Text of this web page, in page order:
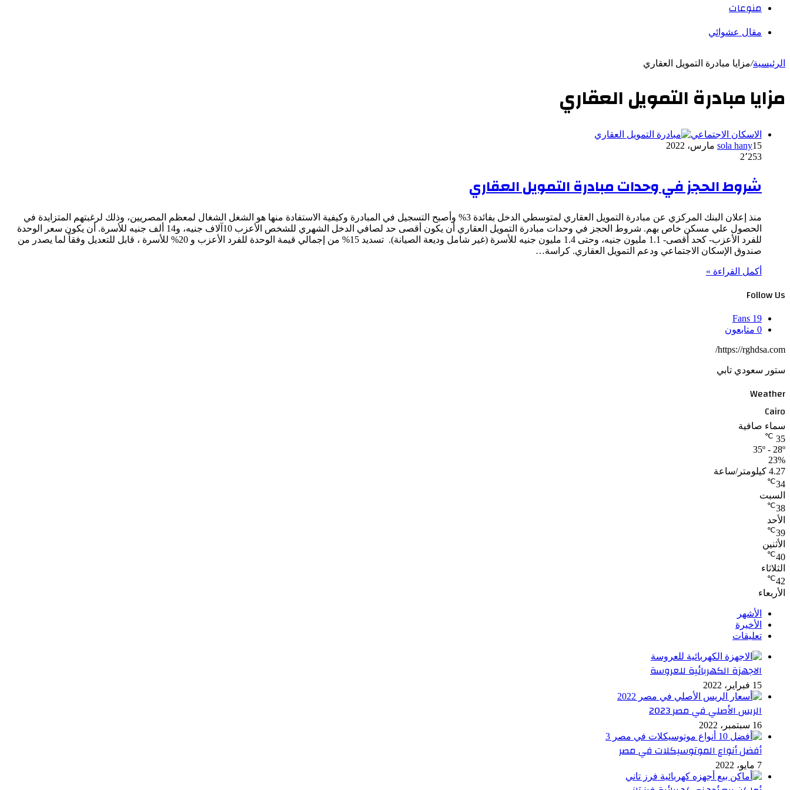
منوعات
مقال عشوائي
الرئيسية/مزايا مبادرة التمويل العقاري
مزايا مبادرة التمويل العقاري
الاسكان الاجتماعي
sola hany15 مارس، 2022
2٬253
شروط الحجز في وحدات مبادرة التمويل العقاري
منذ إعلان البنك المركزي عن مبادرة التمويل العقاري لمتوسطي الدخل بفائدة 3% وأصبح التسجيل في المبادرة وكيفية الاستفادة منها هو الشغل الشغال لمعظم المصريين، وذلك لرغبتهم المتزايدة في
الحصول علي مسكن خاص بهم. شروط الحجز في وحدات مبادرة التمويل العقاري أن يكون أقصى حد لصافي الدخل الشهري للشخص الأعزب 10آلاف جنيه، و14 ألف جنيه للأسرة. أن يكون سعر الوحدة
للفرد الأعزب- كحد أقصى- 1.1 مليون جنيه، وحتى 1.4 مليون جنيه للأسرة (غير شامل وديعة الصيانة). تسديد 15% من إجمالي قيمة الوحدة للفرد الأعزب و 20% للأسرة ، قابل للتعديل وفقاً لما يصدر من
صندوق الإسكان الاجتماعي ودعم التمويل العقاري. كراسة…
أكمل القراءة »
Follow Us
19
Fans
0 متابعون
https://rghdsa.com/
ستور سعودي تابي
Weather
Cairo
سماء صافية
35
℃
35º - 28º
23%
4.27 كيلومتر/ساعة
34
℃
السبت
38
℃
الأحد
39
℃
الأثنين
40
℃
الثلاثاء
42
℃
الأربعاء
الأشهر
الأخيرة
تعليقات
الاجهزة الكهربائية للعروسة
15 فبراير، 2022
الريس الأصلي في مصر 2023
16 سبتمبر، 2022
أفضل أنواع الموتوسيكلات في مصر
7 مايو، 2022